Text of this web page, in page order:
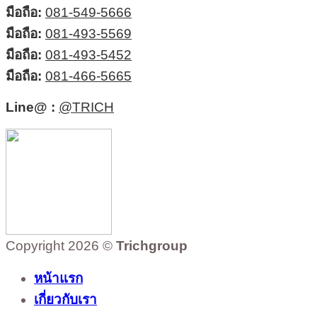
มือถือ: 081-549-5666
มือถือ: 081-493-5569
มือถือ: 081-493-5452
มือถือ: 081-466-5665
Line@ : @TRICH
Copyright 2026 © Trichgroup
หน้าแรก
เกี่ยวกับเรา